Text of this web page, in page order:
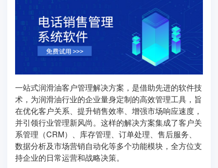
一站式润滑油客户管理解决方案，是借助先进的软件技
术，为润滑油行业的企业量身定制的高效管理工具，旨
在优化客户关系、提升销售效率、增强市场响应速度，
并引领行业管理新风尚。这样的解决方案集成了客户关
系管理（CRM）、库存管理、订单处理、售后服务、
数据分析及市场营销自动化等多个功能模块，全方位支
持企业的日常运营和战略决策。